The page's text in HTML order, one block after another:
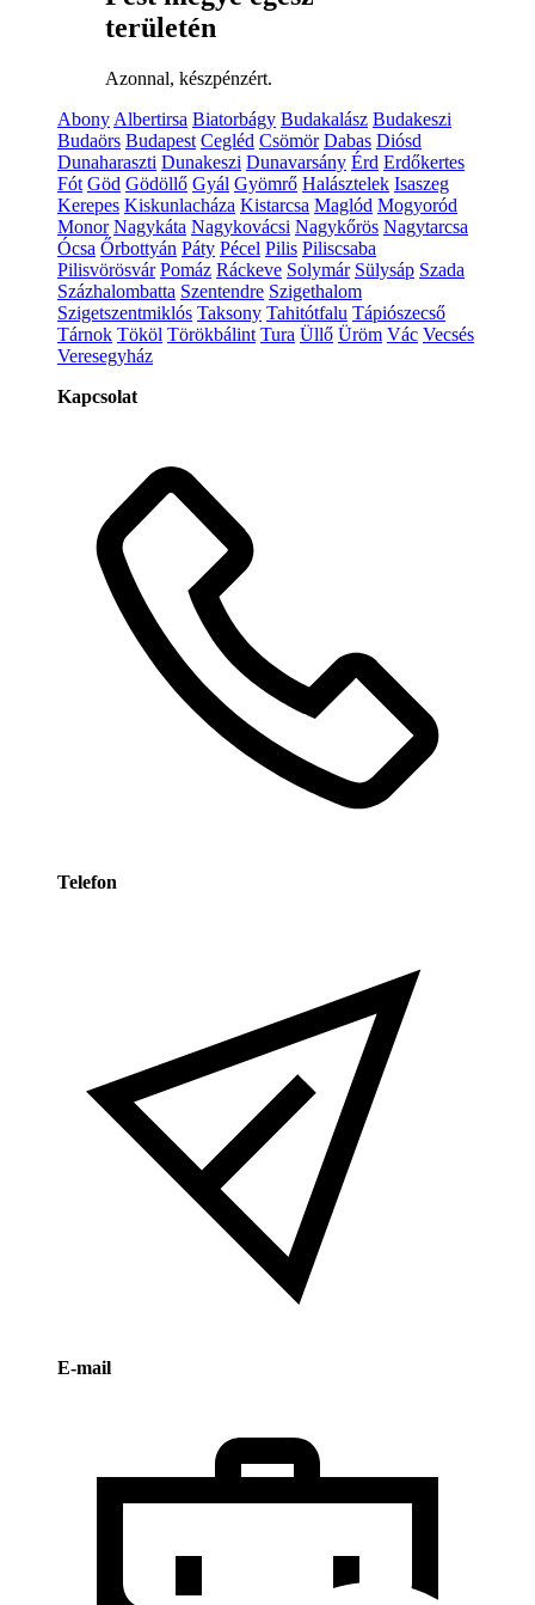
területén
Azonnal, készpénzért.
Abony Albertirsa Biatorbágy Budakalász Budakeszi
Budaörs Budapest Cegléd Csömör Dabas Diósd
Dunaharaszti Dunakeszi Dunavarsány Érd Erdőkertes
Fót Göd Gödöllő Gyál Gyömrő Halásztelek Isaszeg
Kerepes Kiskunlacháza Kistarcsa Maglód Mogyoród
Monor Nagykáta Nagykovácsi Nagykőrös Nagytarcsa
Ócsa Őrbottyán Páty Pécel Pilis Piliscsaba
Pilisvörösvár Pomáz Ráckeve Solymár Sülysáp Szada
Százhalombatta Szentendre Szigethalom
Szigetszentmiklós Taksony Tahitótfalu Tápiószecső
Tárnok Tököl Törökbálint Tura Üllő Üröm Vác Vecsés
Veresegyház
Kapcsolat
Telefon
E-mail